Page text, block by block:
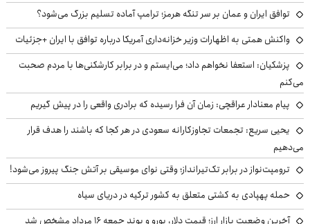
توافق ایران و عمان بر سر تنگه هرمز؛ ترامپ آماده تسلیم بزرگ می‌شود؟
واکنش همتی به اظهارات وزیر خزانه‌داری آمریکا درباره توافق با ایران +جزئیات
پزشکیان: استعفا نخواهم داد؛ می‌ایستم و در برابر کارشکنی‌ها با مردم صحبت
می‌کنم
پیام معنادار عراقچی: زمان آن فرا رسیده که برادری واقعی را در پیش گیریم
یحیی سریع: تجمعات تجاوزکارانه سعودی در هر کجا که باشند را هدف قرار
می‌دهیم
ترومپت‌نواز در برابر تک‌تیرانداز؛ وقتی نوای موسیقی بر آتش جنگ پیروز می‌شود!
حمله پهپادی به کشتی متعلق به کشور ترکیه در دریای سیاه
آخرین وضعیت بازار ارز؛ قیمت دلار، یورو و پوند جمعه ۱۶ مرداد مشخص شد